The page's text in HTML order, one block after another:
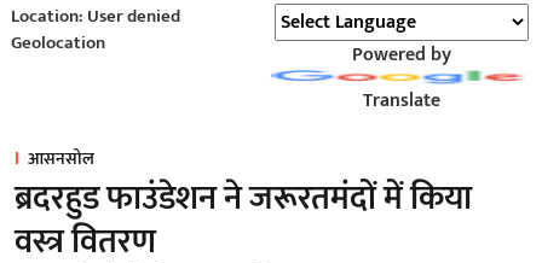
Location: User denied
Geolocation
Powered by
Translate
आसनसोल
ब्रदरहुड फाउंडेशन ने जरूरतमंदों में किया
वस्त्र वितरण